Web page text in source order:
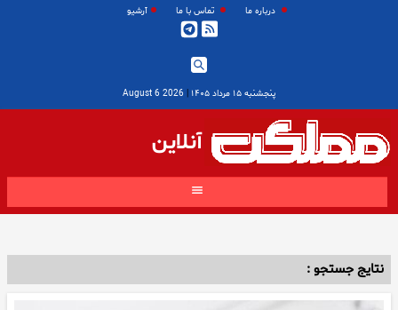
درباره ما تماس با ما آرشیو
پنجشنبه ۱۵ مرداد ۱۴۰۵ |
2026 August 6
آنلاین
نتایج جستجو :